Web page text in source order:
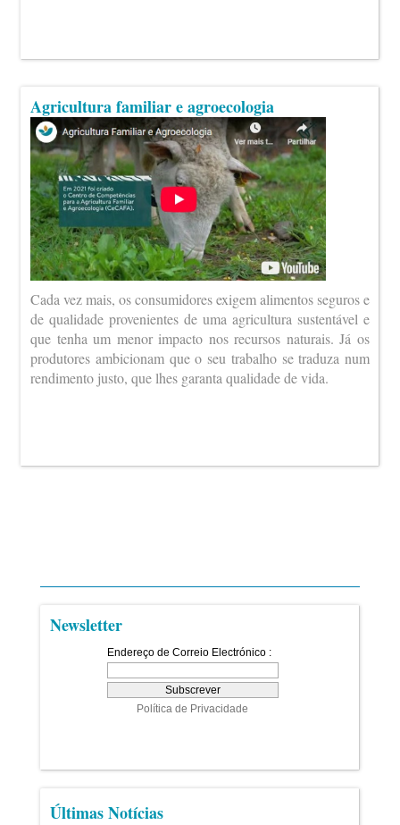
Agricultura familiar e agroecologia
Cada vez mais, os consumidores exigem alimentos seguros e
de qualidade provenientes de uma agricultura sustentável e
que tenha um menor impacto nos recursos naturais. Já os
produtores ambicionam que o seu trabalho se traduza num
rendimento justo, que lhes garanta qualidade de vida.
Newsletter
Últimas Notícias